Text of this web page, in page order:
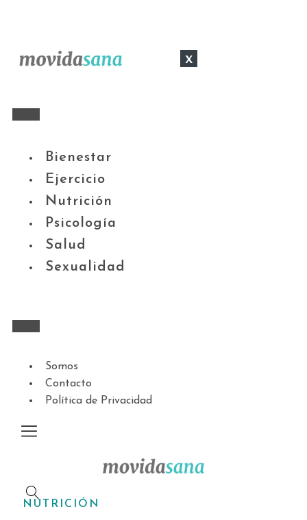
x
Bienestar
Ejercicio
Nutrición
Psicología
Salud
Sexualidad
Somos
Contacto
Política de Privacidad
NUTRICIÓN